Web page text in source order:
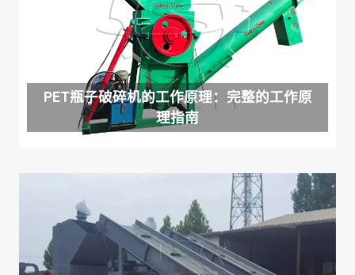
PET瓶子破碎机的工作原理：完整的工作原
理指南